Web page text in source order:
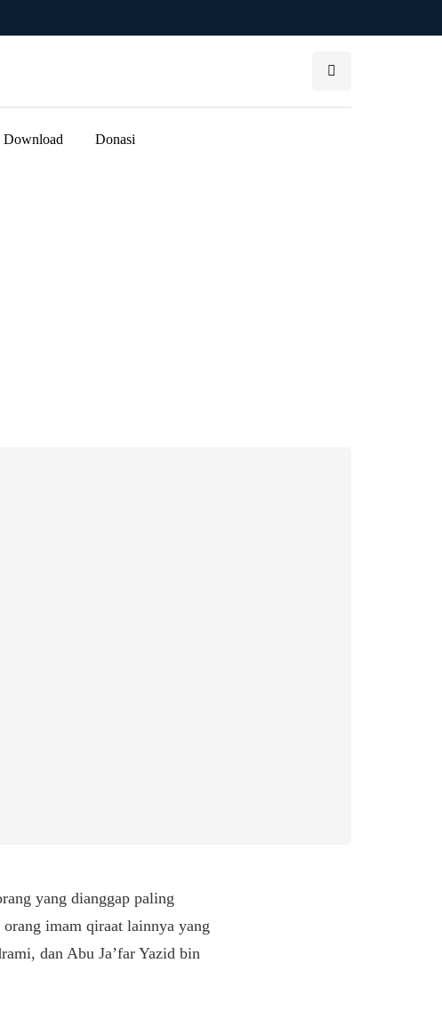
Download Donasi
yang dianggap paling
imam qiraat lainnya yang
dan Abu Ja’far Yazid bin